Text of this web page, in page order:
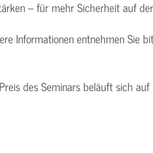
– für mehr Sicherheit auf
Informationen entnehmen Sie
des Seminars beläuft sich